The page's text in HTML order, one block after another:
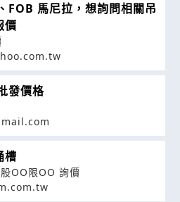
馬尼拉，想詢問相關吊
價
發價格
槽
OO限OO 詢價